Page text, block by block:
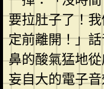
要拉肚子了！
定前離開！」
鼻的酸氣猛地
妄自大的電子